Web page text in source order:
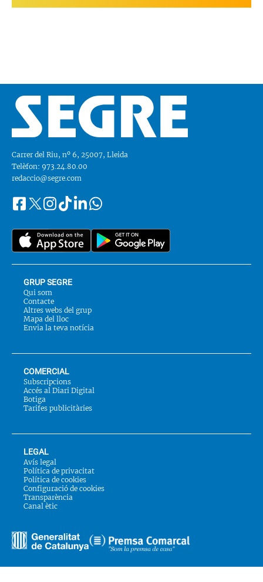
Carrer del Riu, nº 6, 25007, Lleida
Telèfon: 973.24.80.00
redaccio@segre.com
Segueix-
a::
FacebookInstagram
TiktokLinkedinWhatsapp
GRUP SEGRE
Qui som
Contacte
Altres webs del grup
Mapa del lloc
Envia la teva notícia
COMERCIAL
Subscripcions
Accés al Diari Digital
Botiga
Tarifes publicitàries
LEGAL
Avís legal
Política de privacitat
Política de cookies
Configuració de cookies
Transparència
Canal ètic